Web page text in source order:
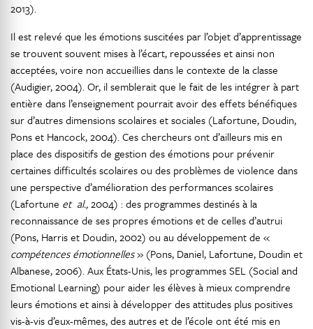
2013).
Il est relevé que les émotions suscitées par l’objet d’apprentissage
se trouvent souvent mises à l’écart, repoussées et ainsi non
acceptées, voire non accueillies dans le contexte de la classe
(Audigier, 2004). Or, il semblerait que le fait de les intégrer à part
entière dans l’enseignement pourrait avoir des effets bénéfiques
sur d’autres dimensions scolaires et sociales (Lafortune, Doudin,
Pons et Hancock, 2004). Ces chercheurs ont d’ailleurs mis en
place des dispositifs de gestion des émotions pour prévenir
certaines difficultés scolaires ou des problèmes de violence dans
une perspective d’amélioration des performances scolaires
(Lafortune et al.,2004) : des programmes destinés à la
reconnaissance de ses propres émotions et de celles d’autrui
(Pons, Harris et Doudin, 2002) ou au développement de «
compétences émotionnelles» (Pons, Daniel, Lafortune, Doudin et
Albanese, 2006). Aux États-Unis, les programmes SEL (Social and
Emotional Learning) pour aider les élèves à mieux comprendre
leurs émotions et ainsi à développer des attitudes plus positives
vis-à-vis d’eux-mêmes, des autres et de l’école ont été mis en